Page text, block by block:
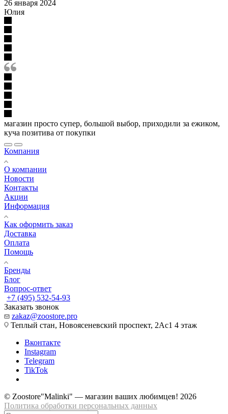
26 января 2024
Юлия
магазин просто супер, большой выбор, приходили за ежиком,
куча позитива от покупки
Компания
О компании
Новости
Контакты
Акции
Информация
Как оформить заказ
Доставка
Оплата
Помощь
Бренды
Блог
Вопрос-ответ
+7 (495) 532-54-93
Заказать звонок
zakaz@zoostore.pro
Теплый стан, Новоясеневский проспект, 2Ас1 4 этаж
Вконтакте
Instagram
Telegram
TikTok
© Zoostore"Malinki" — магазин ваших любимцев! 2026
Политика обработки персональных данных